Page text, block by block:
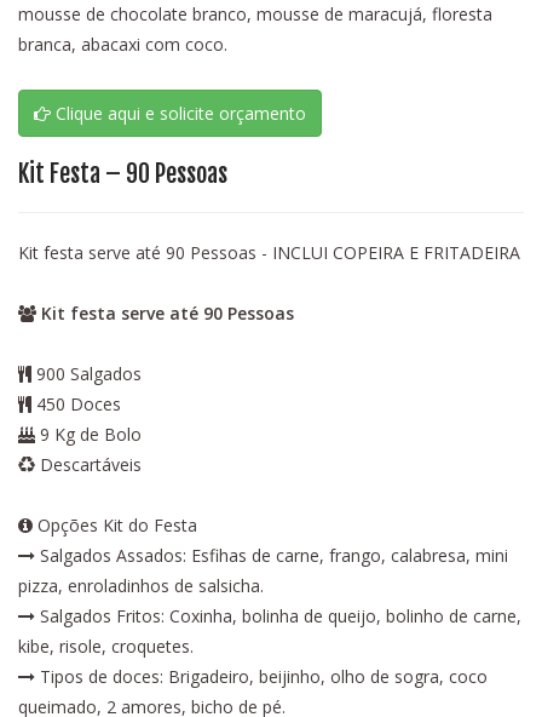
mousse de chocolate branco, mousse de maracujá, floresta
branca, abacaxi com coco.
Clique aqui e solicite orçamento
Kit Festa – 90 Pessoas
Kit festa serve até 90 Pessoas - INCLUI COPEIRA E FRITADEIRA
Kit festa serve até 90 Pessoas
900 Salgados
450 Doces
9 Kg de Bolo
Descartáveis
Opções Kit do Festa
Salgados Assados: Esfihas de carne, frango, calabresa, mini
pizza, enroladinhos de salsicha.
Salgados Fritos: Coxinha, bolinha de queijo, bolinho de carne,
kibe, risole, croquetes.
Tipos de doces: Brigadeiro, beijinho, olho de sogra, coco
queimado, 2 amores, bicho de pé.